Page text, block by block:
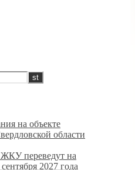
на объекте
области
переведут на
2027 года